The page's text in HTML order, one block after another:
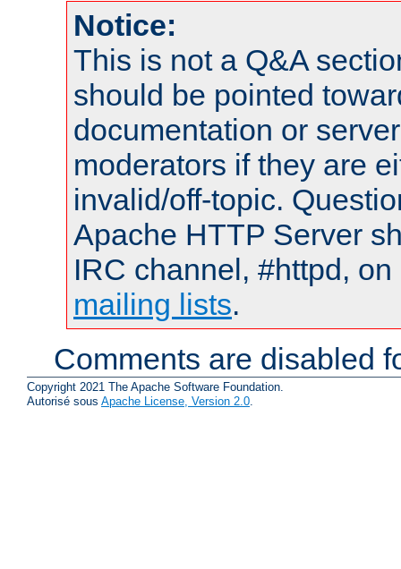
Notice:
This is not a Q&A
should be pointed
documentation or
moderators if they are
invalid/off-topic.
Apache HTTP Server
IRC channel, #httpd,
mailing lists.
Comments are disabled
Copyright 2021 The Apache Software Foundation.
Autorisé sous Apache License, Version 2.0